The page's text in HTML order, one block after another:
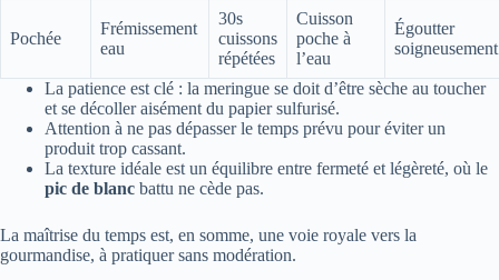
Pochée
Frémissement
eau
30s
cuissons
répétées
Cuisson
poche à
l’eau
Égoutter
soigneusement
La patience est clé : la meringue se doit d’être sèche au toucher
et se décoller aisément du papier sulfurisé.
Attention à ne pas dépasser le temps prévu pour éviter un
produit trop cassant.
La texture idéale est un équilibre entre fermeté et légèreté, où le
pic de blanc battu ne cède pas.
La maîtrise du temps est, en somme, une voie royale vers la
gourmandise, à pratiquer sans modération.